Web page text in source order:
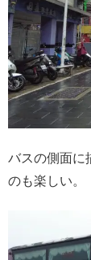
バスの側面に
のも楽しい。